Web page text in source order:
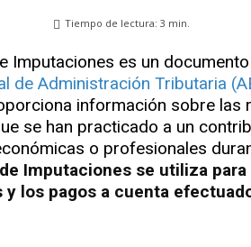
Tiempo de lectura: 3 min.
Imputaciones es un
de Administración Tributaria
información sobre las
se han practicado a un
o profesionales
Imputaciones se utiliza
los pagos a cuenta